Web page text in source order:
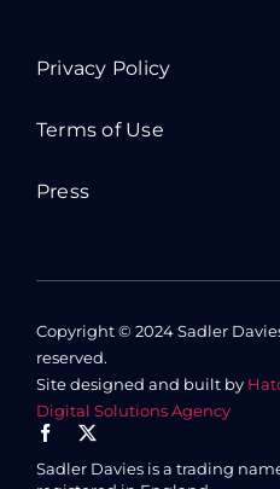
Privacy Policy
Terms of Use
Press
Copyright © 2024 Sadler
reserved.
Site designed and built by
Digital Solutions Agency
Sadler Davies is a trading